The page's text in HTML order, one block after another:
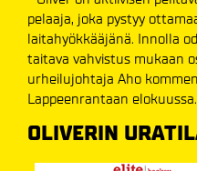
pelaaja, joka pystyy
laitahyökkääjänä. Innolla
taitava vahvistus mukaan
urheilujohtaja Aho
Lappeenrantaan elokuussa.
OLIVERIN